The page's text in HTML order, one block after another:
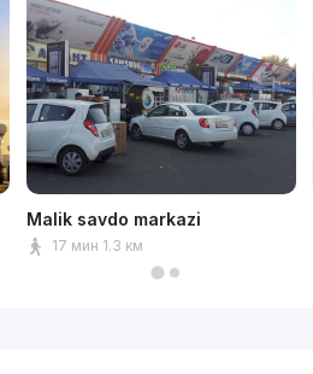
Malik savdo markazi
17 мин 1.3 км